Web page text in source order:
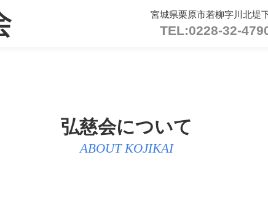
宮城県栗原市若柳字川北堤
TEL:0228-32-
弘慈会について
ABOUT KOJIKAI